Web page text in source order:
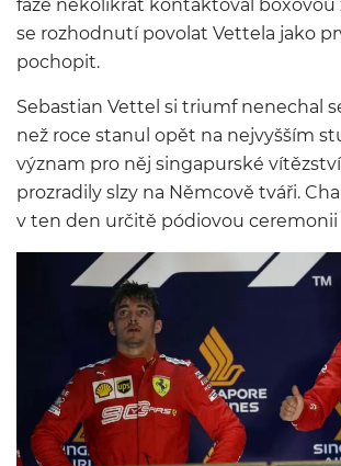
fáze několikrát kontaktoval boxovou
se rozhodnutí povolat Vettela jako
pochopit.
Sebastian Vettel si triumf nenechal
než roce stanul opět na nejvyšším
význam pro něj singapurské
prozradily slzy na Němcově tváři.
v ten den určitě pódiovou ceremonii